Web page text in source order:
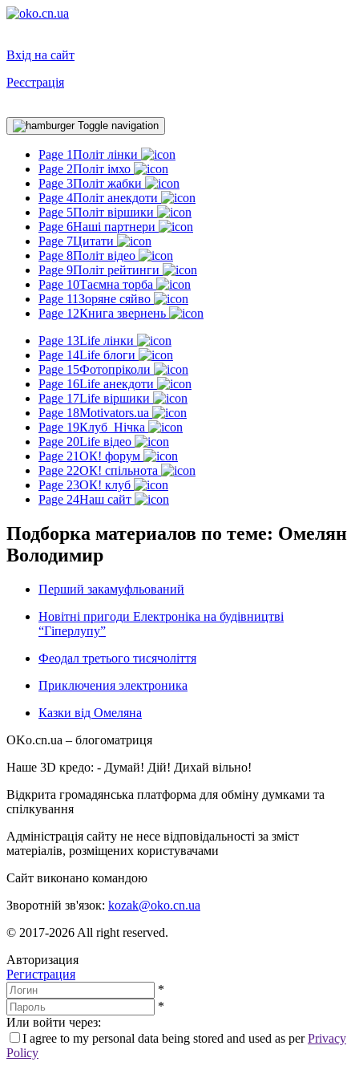
Вхід на сайт
Реєстрація
Toggle navigation
Page 1Політ лінки
Page 2Політ імхо
Page 3Політ жабки
Page 4Політ анекдоти
Page 5Політ віршики
Page 6Наші партнери
Page 7Цитати
Page 8Політ відео
Page 9Політ рейтинги
Page 10Таємна торба
Page 11Зоряне сяйво
Page 12Книга звернень
Page 13Life лінки
Page 14Life блоги
Page 15Фотопріколи
Page 16Life анекдоти
Page 17Life віршики
Page 18Motivators.ua
Page 19Клуб_Нічка
Page 20Life відео
Page 21ОК! форум
Page 22ОК! спільнота
Page 23ОК! клуб
Page 24Наш сайт
Подборка материалов по теме: Омелян
Володимир
Перший закамуфльований
Новітні пригоди Електроніка на будівництві
“Гіперлупу”
Феодал третього тисячоліття
Приключения электроника
Казки від Омеляна
OKo.cn.ua – блогоматриця
Наше 3D кредо: - Думай! Дій! Дихай вільно!
Відкрита громадянська платформа для обміну думками та
спілкування
Адміністрація сайту не несе відповідальності за зміст
матеріалів, розміщених користувачами
Сайт виконано командою
Зворотній зв'язок: kozak@oko.cn.ua
© 2017-2026 All right reserved.
Авторизация
Регистрация
*
*
Или войти через:
I agree to my personal data being stored and used as perPrivacy
Policy